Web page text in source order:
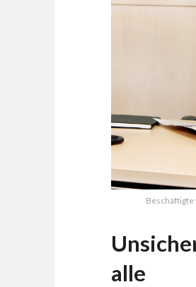
Beschäftigte
alle